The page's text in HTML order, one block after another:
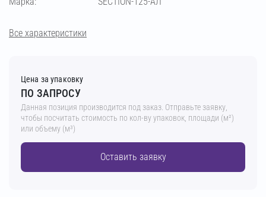
Все характеристики
Цена за упаковку
ПО ЗАПРОСУ
Данная позиция производится под заказ. Отправьте заявку,
чтобы посчитать стоимость по кол-ву упаковок, площади (м²)
или объему (м³)
Оставить заявку